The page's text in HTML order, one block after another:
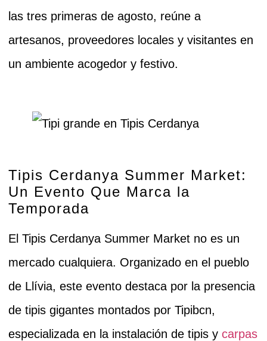
las tres primeras de agosto, reúne a
artesanos, proveedores locales y visitantes en
un ambiente acogedor y festivo.
Tipis Cerdanya Summer Market:
Un Evento Que Marca la
Temporada
El Tipis Cerdanya Summer Market no es un
mercado cualquiera. Organizado en el pueblo
de Llívia, este evento destaca por la presencia
de tipis gigantes montados por Tipibcn,
especializada en la instalación de tipis y carpas